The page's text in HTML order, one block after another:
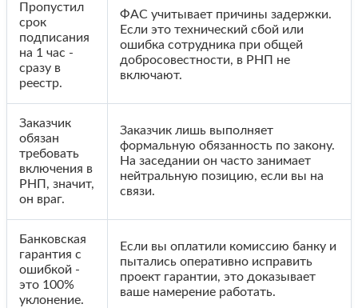
Пропустил
срок
подписания
на 1 час -
сразу в
реестр.
ФАС учитывает причины задержки.
Если это технический сбой или
ошибка сотрудника при общей
добросовестности, в РНП не
включают.
Заказчик
обязан
требовать
включения в
РНП, значит,
он враг.
Заказчик лишь выполняет
формальную обязанность по закону.
На заседании он часто занимает
нейтральную позицию, если вы на
связи.
Банковская
гарантия с
ошибкой -
это 100%
уклонение.
Если вы оплатили комиссию банку и
пытались оперативно исправить
проект гарантии, это доказывает
ваше намерение работать.